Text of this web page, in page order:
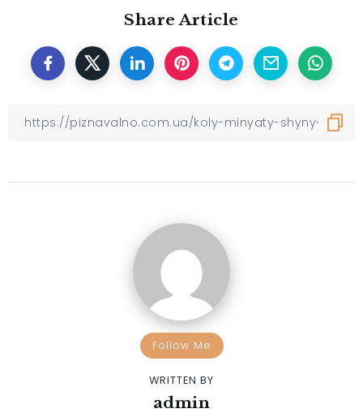
Share Article
Follow Me
WRITTEN BY
admin